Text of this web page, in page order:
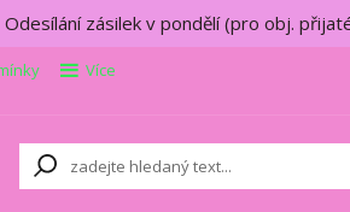
Odesílání zásilek v pondělí (pro obj.
Více